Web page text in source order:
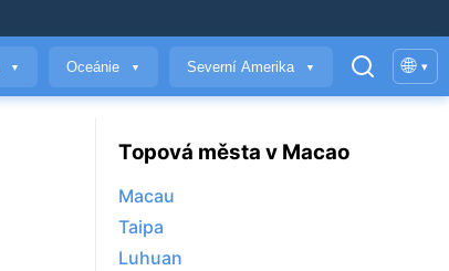
▼ Oceánie ▼ Severní Amerika ▼ 🌐 ▾
Topová města v Macao
Macau
Taipa
Luhuan